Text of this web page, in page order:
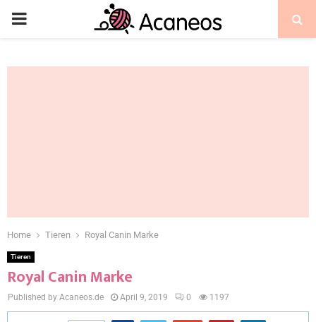
Home Tieren Royal Canin Marke
Tieren
Royal Canin Marke
Published by Acaneos.de April 9, 2019 0 1197